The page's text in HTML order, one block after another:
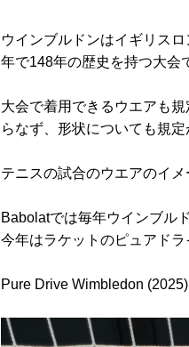
ウインブルドンはイギリス
年で148年の歴史を持つ大会
大会で着用できるウエアも
らなず、形状についても規定
テニスの試合のウエアのイ
Babolatでは毎年ウインブル
今年はラケットのピュアド
Pure Drive Wimbledon (2025)